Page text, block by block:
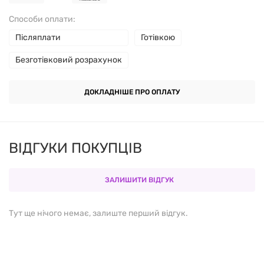
Способи оплати:
Післяплати
Готівкою
Безготівковий розрахунок
ДОКЛАДНІШЕ ПРО ОПЛАТУ
Переваги:
Прискорює процес схуднення
Прискорює регенерацію
Позитивно впливає на серце і кров
ВІДГУКИ ПОКУПЦІВ
ЗАЛИШИТИ ВІДГУК
Тут ще нічого немає, залиште перший відгук.